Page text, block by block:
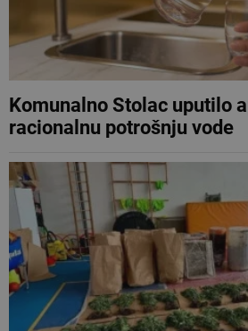
Komunalno Stolac uputilo
racionalnu potrošnju vode